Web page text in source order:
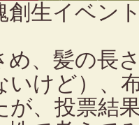
創生イベン
め、髪の長
いけど）、
が、投票結